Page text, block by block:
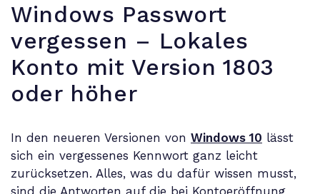
Windows Passwort
vergessen – Lokales
Konto mit Version 1803
oder höher
In den neueren Versionen von Windows 10 lässt
sich ein vergessenes Kennwort ganz leicht
zurücksetzen. Alles, was du dafür wissen musst,